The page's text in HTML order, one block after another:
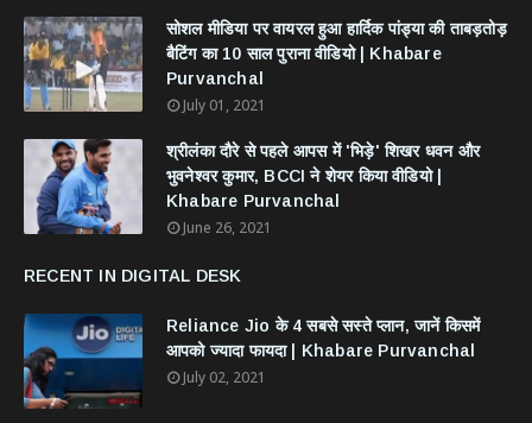
सोशल मीडिया पर वायरल हुआ हार्दिक पांड्या की ताबड़तोड़
बैटिंग का 10 साल पुराना वीडियो | Khabare
Purvanchal
July 01, 2021
श्रीलंका दौरे से पहले आपस में 'भिड़े' शिखर धवन और
भुवनेश्वर कुमार, BCCI ने शेयर किया वीडियो |
Khabare Purvanchal
June 26, 2021
RECENT IN DIGITAL DESK
Reliance Jio के 4 सबसे सस्ते प्लान, जानें किसमें
आपको ज्यादा फायदा | Khabare Purvanchal
July 02, 2021